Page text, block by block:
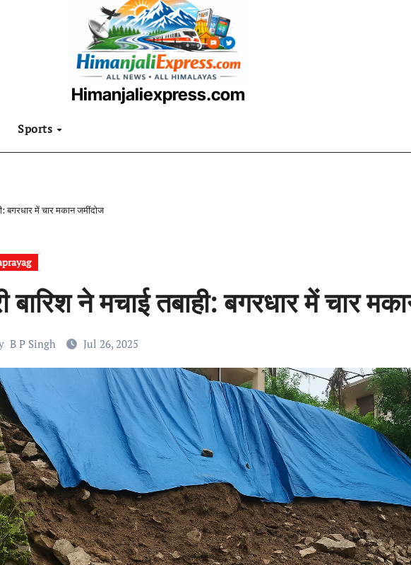
Himanjaliexpress.com
Sports
बगरधार में चार मकान जमींदोज
बारिश ने मचाई तबाही: बगरधार में चार
B P Singh Jul 26, 2025